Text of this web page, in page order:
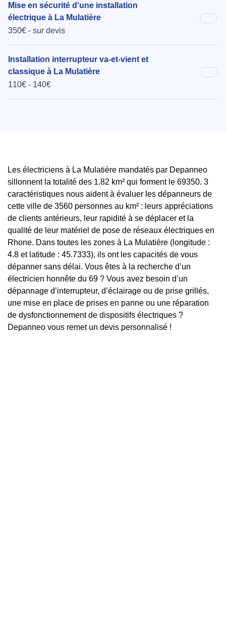
Mise en sécurité d'une installation
électrique à La Mulatière
350€ - sur devis
Installation interrupteur va-et-vient et
classique à La Mulatière
110€ - 140€
Les électriciens à La Mulatière mandatés par Depanneo
sillonnent la totalité des 1.82 km² qui forment le 69350. 3
caractéristiques nous aident à évaluer les dépanneurs de
cette ville de 3560 personnes au km² : leurs appréciations
de clients antérieurs, leur rapidité à se déplacer et la
qualité de leur matériel de pose de réseaux électriques en
Rhone. Dans toutes les zones à La Mulatière (longitude :
4.8 et latitude : 45.7333), ils ont les capacités de vous
dépanner sans délai. Vous êtes à la recherche d’un
électricien honnête du 69 ? Vous avez besoin d’un
dépannage d’interrupteur, d’éclairage ou de prise grillés,
une mise en place de prises en panne ou une réparation
de dysfonctionnement de dispositifs électriques ?
Depanneo vous remet un devis personnalisé !